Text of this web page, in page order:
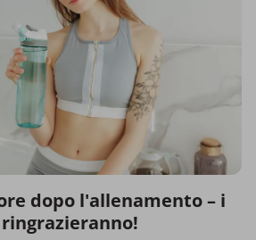
dopo l'allenamento – i